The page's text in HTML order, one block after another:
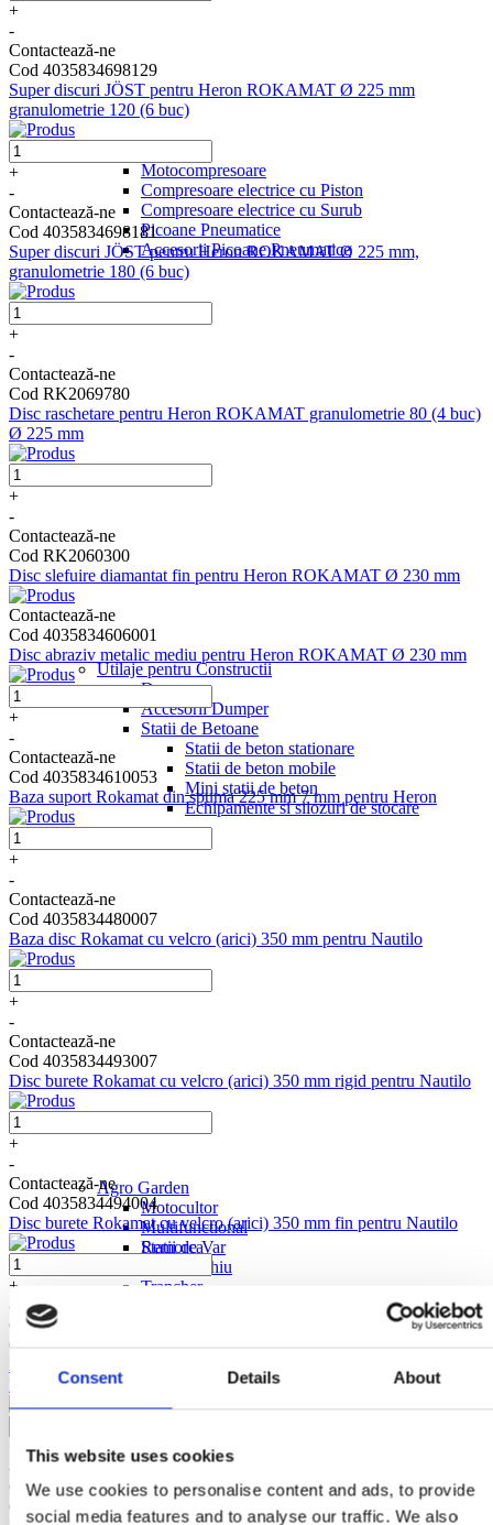
Consent Details About
This website uses cookies
We use cookies to personalise content and ads, to provide
social media features and to analyse our traffic. We also
Motocompresoare
Compresoare electrice cu Piston
Compresoare electrice cu Surub
Picoane Pneumatice
Accesorii Picoane Pneumatice
Utilaje pentru Constructii
Dumper
Accesorii Dumper
Statii de Betoane
Statii de beton stationare
Statii de beton mobile
Mini statii de beton
Echipamente si silozuri de stocare
Statii de Var
Agro Garden
Motocultor
Multifunctional
Remorca
Motoburghiu
Trancher
Accesorii Motocultor
Accesorii Motoburghiu
+
-
Contactează-ne
Cod 4035834698129
Super discuri JÖST pentru Heron ROKAMAT Ø 225 mm
granulometrie 120 (6 buc)
+
-
Contactează-ne
Cod 4035834698181
Super discuri JÖST pentru Heron ROKAMAT Ø 225 mm,
granulometrie 180 (6 buc)
+
-
Contactează-ne
Cod RK2069780
Disc raschetare pentru Heron ROKAMAT granulometrie 80 (4 buc)
Ø 225 mm
+
-
Contactează-ne
Cod RK2060300
Disc slefuire diamantat fin pentru Heron ROKAMAT Ø 230 mm
Contactează-ne
Cod 4035834606001
Disc abraziv metalic mediu pentru Heron ROKAMAT Ø 230 mm
+
-
Contactează-ne
Cod 4035834610053
Baza suport Rokamat din spuma 225 mm 7 mm pentru Heron
+
-
Contactează-ne
Cod 4035834480007
Baza disc Rokamat cu velcro (arici) 350 mm pentru Nautilo
+
-
Contactează-ne
Cod 4035834493007
Disc burete Rokamat cu velcro (arici) 350 mm rigid pentru Nautilo
+
-
Contactează-ne
Cod 4035834494004
Disc burete Rokamat cu velcro (arici) 350 mm fin pentru Nautilo
+
-
Contactează-ne
Cod 4035834481004
Disc polish cu Velcro (arici) perforat pentru Nautilo si Skate
ROKAMAT (PFM WT) Ø350 mm
-
Contactează-ne
Cod 4035834482001